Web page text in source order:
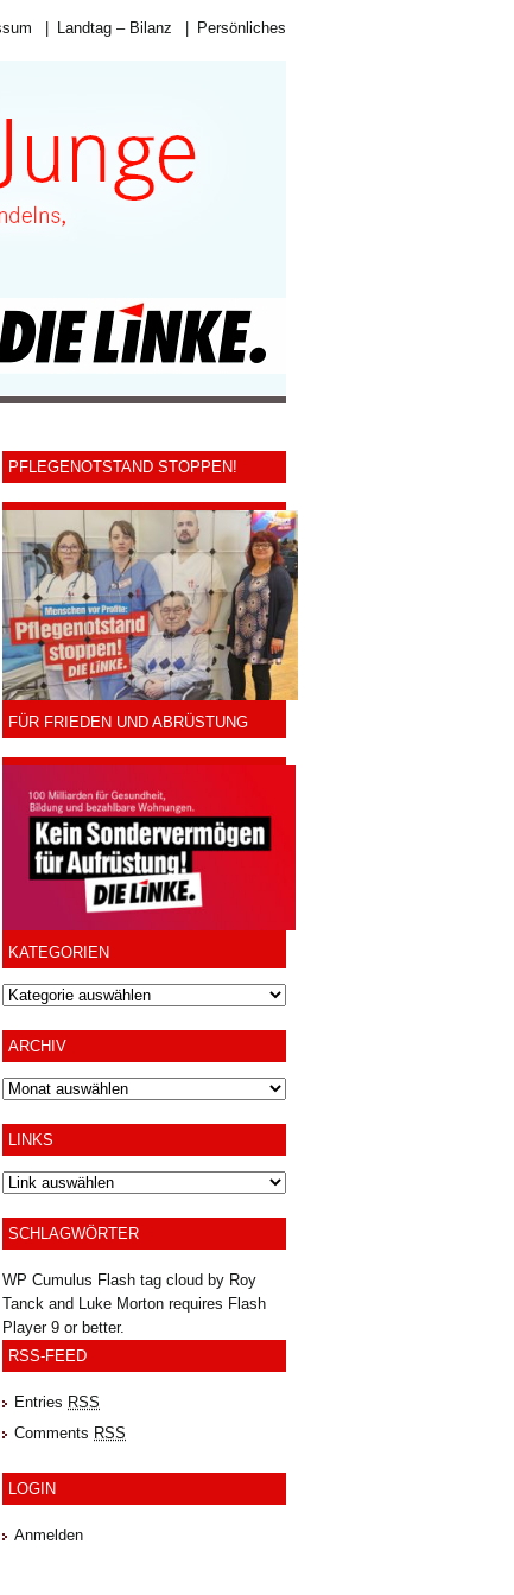
Landtag – Bilanz Persönliches
PFLEGENOTSTAND STOPPEN!
FÜR FRIEDEN UND ABRÜSTUNG
KATEGORIEN
ARCHIV
Archiv
LINKS
SCHLAGWÖRTER
WP Cumulus Flash tag cloud by Roy
Tanck and Luke Morton requires Flash
Player9 or better.
RSS-FEED
Entries RSS
Comments RSS
LOGIN
Anmelden